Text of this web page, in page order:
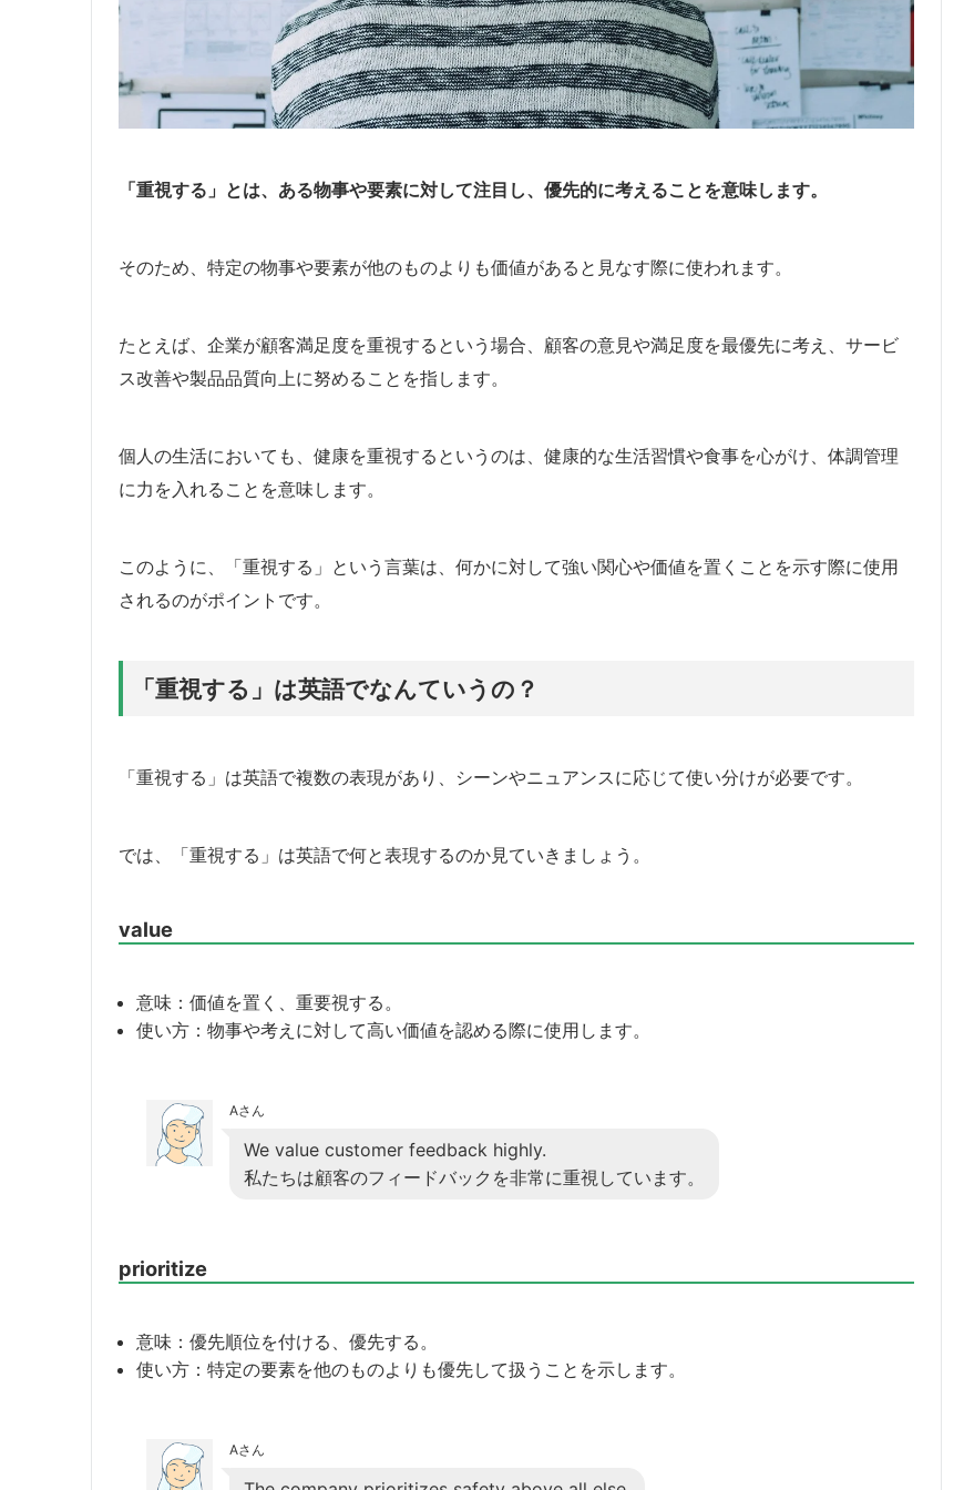
「重視する」とは、ある物事や要素に対して注目し、優先的に考えることを意味します。
そのため、特定の物事や要素が他のものよりも価値があると見なす際に使われます。
たとえば、企業が顧客満足度を重視するという場合、顧客の意見や満足度を最優先に考え、サービ
ス改善や製品品質向上に努めることを指します。
個人の生活においても、健康を重視するというのは、健康的な生活習慣や食事を心がけ、体調管理
に力を入れることを意味します。
このように、「重視する」という言葉は、何かに対して強い関心や価値を置くことを示す際に使用
されるのがポイントです。
「重視する」は英語でなんていうの？
「重視する」は英語で複数の表現があり、シーンやニュアンスに応じて使い分けが必要です。
では、「重視する」は英語で何と表現するのか見ていきましょう。
value
意味：価値を置く、重要視する。
使い方：物事や考えに対して高い価値を認める際に使用します。
Aさん
We value customer feedback highly.
私たちは顧客のフィードバックを非常に重視しています。
prioritize
意味：優先順位を付ける、優先する。
使い方：特定の要素を他のものよりも優先して扱うことを示します。
Aさん